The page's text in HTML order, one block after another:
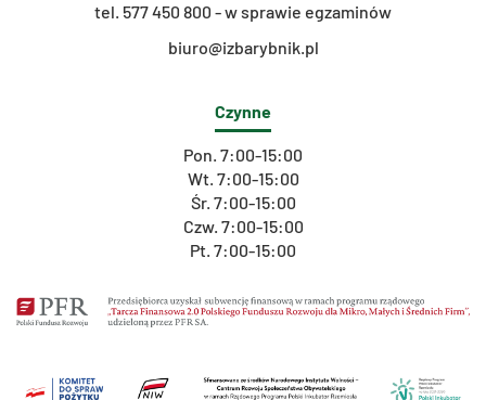
tel. 577 450 800 - w sprawie egzaminów
biuro@izbarybnik.pl
Czynne
Pon. 7:00-15:00
Wt. 7:00-15:00
Śr. 7:00-15:00
Czw. 7:00-15:00
Pt. 7:00-15:00